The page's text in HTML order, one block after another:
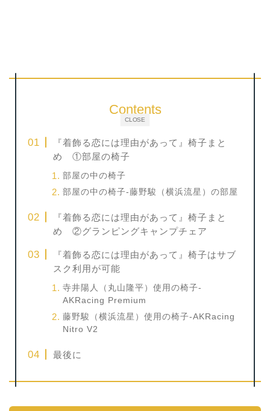
CLOSE
Contents
『着飾る恋には理由があって』椅子まと
め ①部屋の椅子
部屋の中の椅子
部屋の中の椅子-藤野駿（横浜流星）の部屋
『着飾る恋には理由があって』椅子まと
め ②グランピングキャンプチェア
『着飾る恋には理由があって』椅子はサブ
スク利用が可能
寺井陽人（丸山隆平）使用の椅子-
AKRacing Premium
藤野駿（横浜流星）使用の椅子-AKRacing
Nitro V2
最後に